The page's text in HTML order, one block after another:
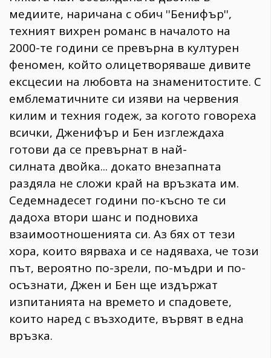
медиите, наричана с обич ''Бенифър'',
техният вихрен романс в началото на
2000-те години се превърна в културен
феномен, който олицетворяваше дивите
ексцесии на любовта на знаменитостите. С
емблематичните си изяви на червения
килим и техния годеж, за когото говореха
всички, Дженифър и Бен изглеждаха
готови да се превърнат в най-
силната двойка... докато внезапната
раздяла не сложи край на връзката им.
Седемнадесет години по-късно те си
дадоха втори шанс и подновиха
взаимоотношенията си. Аз бях от тези
хора, които вярваха и се надяваха, че този
път, вероятно по-зрели, по-мъдри и по-
осъзнати, Джен и Бен ще издържат
изпитанията на времето и спадовете,
които наред с възходите, вървят в една
връзка.